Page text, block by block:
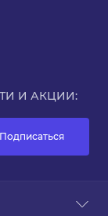
И АКЦИИ:
Подписаться